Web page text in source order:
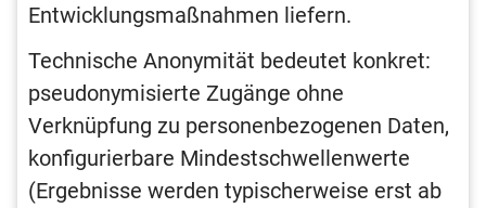
Entwicklungsmaßnahmen liefern.
Technische Anonymität bedeutet konkret:
pseudonymisierte Zugänge ohne
Verknüpfung zu personenbezogenen Daten,
konfigurierbare Mindestschwellenwerte
(Ergebnisse werden typischerweise erst ab